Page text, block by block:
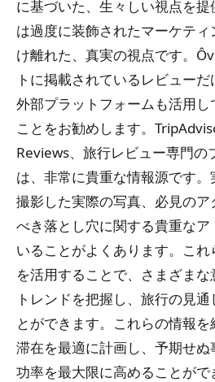
に基づいた、生々しい視点を
は過度に装飾されたマーケテ
け離れた、真実の視点です。
トに掲載されているレビュー
外部プラットフォームも活用
ことをお勧めします。
Reviews、旅行レビュー専門の
は、非常に貴重な情報源です
撮影した実際の写真、必見の
べき落とし穴に関する貴重な
いることがよくあります。こ
を活用することで、さまざま
トレンドを把握し、旅行の見
とができます。これらの情報を
滞在を最適に計画し、予期せ
功率を最大限に高めることが